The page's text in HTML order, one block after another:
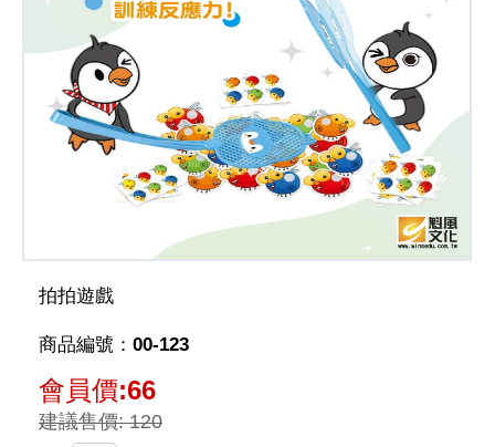
拍拍遊戲
商品編號：00-123
會員價:66
建議售價: 120